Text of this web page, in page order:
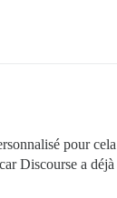
pour
Discourse a